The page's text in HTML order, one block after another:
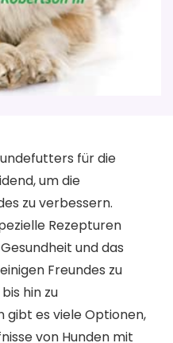
für die
um die
zu verbessern.
Rezepturen
und das
Freundes zu
hin zu
es viele Optionen,
von Hunden mit